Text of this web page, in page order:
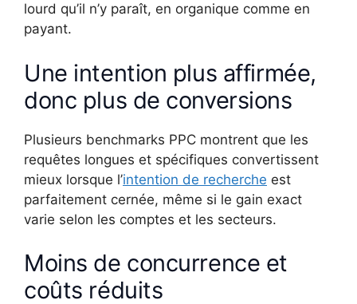
lourd qu’il n’y paraît, en organique comme en
payant.
Une intention plus affirmée,
donc plus de conversions
Plusieurs benchmarks PPC montrent que les
requêtes longues et spécifiques convertissent
mieux lorsque l’intention de recherche est
parfaitement cernée, même si le gain exact
varie selon les comptes et les secteurs.
Moins de concurrence et
coûts réduits